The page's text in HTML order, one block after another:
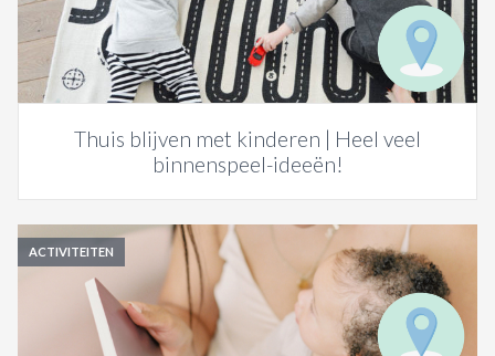
Thuis blijven met kinderen | Heel veel
binnenspeel-ideeën!
ACTIVITEITEN